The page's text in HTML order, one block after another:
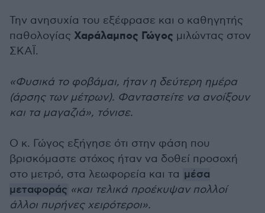
Την ανησυχία του εξέφρασε και ο καθηγητής
παθολογίας Χαράλαμπος Γώγος μιλώντας στον
ΣΚΑΪ.
«Φυσικά το φοβάμαι, ήταν η δεύτερη ημέρα
(άρσης των μέτρων). Φανταστείτε να ανοίξουν
και τα μαγαζιά», τόνισε.
Ο κ. Γώγος εξήγησε ότι στην φάση που
βρισκόμαστε στόχος ήταν να δοθεί προσοχή
στο μετρό, στα λεωφορεία και τα μέσα
μεταφοράς «και τελικά προέκυψαν πολλοί
άλλοι πυρήνες χειρότεροι».